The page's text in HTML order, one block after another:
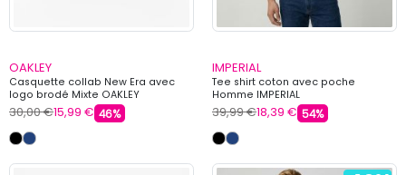
OAKLEY
Casquette collab New Era avec
logo brodé Mixte OAKLEY
30,00 €15,99 € 46%
IMPERIAL
Tee shirt coton avec poche
Homme IMPERIAL
39,99 €18,39 € 54%